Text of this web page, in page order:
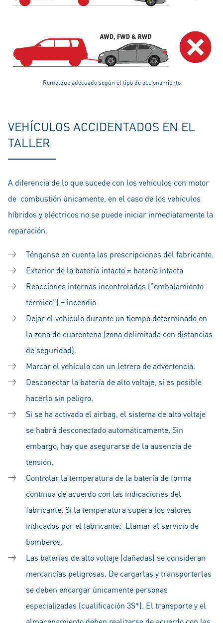
Remolque adecuado según el tipo de accionamiento
VEHÍCULOS ACCIDENTADOS EN EL
TALLER
A diferencia de lo que sucede con los vehículos con motor
de combustión únicamente, en el caso de los vehículos
híbridos y eléctricos no se puede iniciar inmediatamente la
reparación.
Ténganse en cuenta las prescripciones del fabricante.
Exterior de la batería intacto ≠ batería intacta
Reacciones internas incontroladas ("embalamiento
térmico") = incendio
Dejar el vehículo durante un tiempo determinado en
la zona de cuarentena (zona delimitada con distancias
de seguridad).
Marcar el vehículo con un letrero de advertencia.
Desconectar la batería de alto voltaje, si es posible
hacerlo sin peligro.
Si se ha activado el airbag, el sistema de alto voltaje
se habrá desconectado automáticamente. Sin
embargo, hay que asegurarse de la ausencia de
tensión.
Controlar la temperatura de la batería de forma
continua de acuerdo con las indicaciones del
fabricante. Si la temperatura supera los valores
indicados por el fabricante: Llamar al servicio de
bomberos.
Las baterías de alto voltaje (dañadas) se consideran
mercancías peligrosas. De cargarlas y transportarlas
se deben encargar únicamente personas
especializadas (cualificación 3S*). El transporte y el